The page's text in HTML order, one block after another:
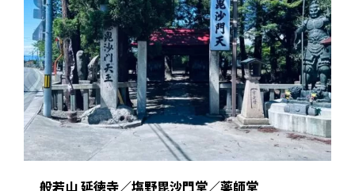
般若山 延徳寺／塩野毘沙門堂／薬師堂